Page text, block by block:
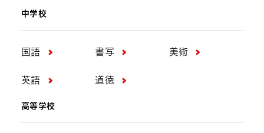
中学校
国語 書写 美術
英語 道徳
高等学校